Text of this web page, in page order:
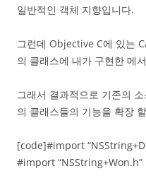
일반적인 객체 지향입니다.
그런데 Objective C에 있는
의 클래스에 내가 구현한 메
그래서 결과적으로 기존의
의 클래스들의 기능을 확장
[code]#import
#import “NSString+Won.h”